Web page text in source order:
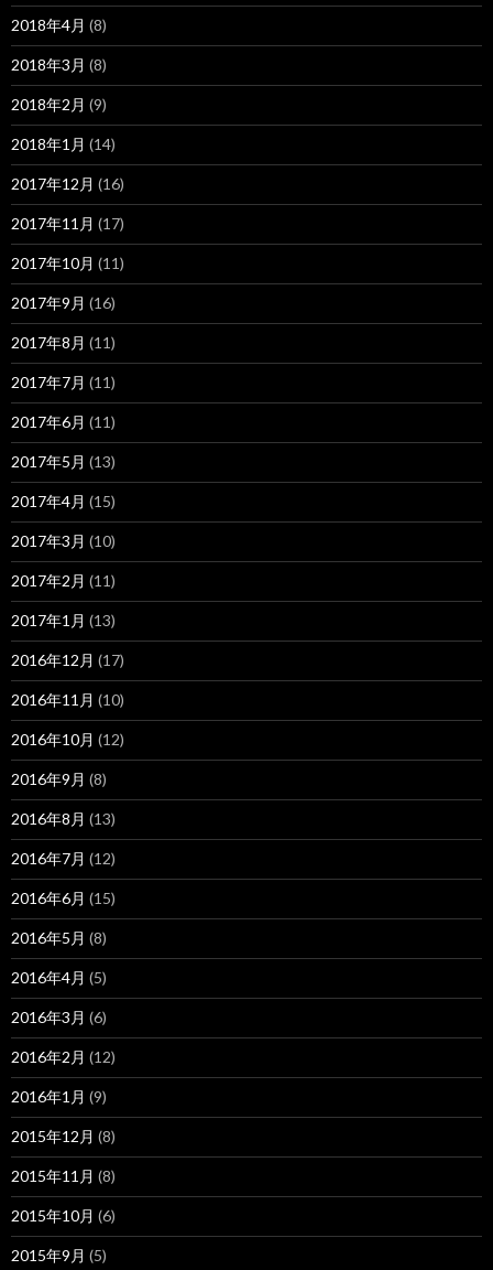
2018年4月 (8)
2018年3月 (8)
2018年2月 (9)
2018年1月 (14)
2017年12月 (16)
2017年11月 (17)
2017年10月 (11)
2017年9月 (16)
2017年8月 (11)
2017年7月 (11)
2017年6月 (11)
2017年5月 (13)
2017年4月 (15)
2017年3月 (10)
2017年2月 (11)
2017年1月 (13)
2016年12月 (17)
2016年11月 (10)
2016年10月 (12)
2016年9月 (8)
2016年8月 (13)
2016年7月 (12)
2016年6月 (15)
2016年5月 (8)
2016年4月 (5)
2016年3月 (6)
2016年2月 (12)
2016年1月 (9)
2015年12月 (8)
2015年11月 (8)
2015年10月 (6)
2015年9月 (5)